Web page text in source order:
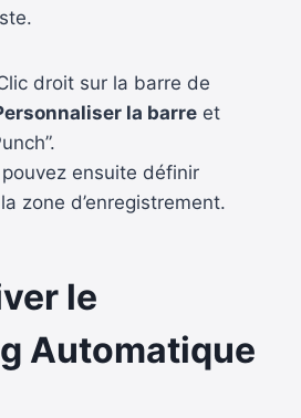
droit sur la barre de
la barre et
ensuite définir
zone d’enregistrement.
le
Automatique